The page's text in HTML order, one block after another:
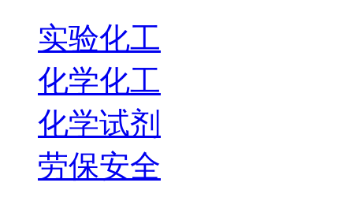
实验化工
化学化工
化学试剂
劳保安全